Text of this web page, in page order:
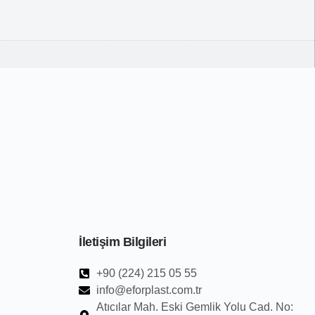
İletişim Bilgileri
+90 (224) 215 05 55
info@eforplast.com.tr
Atıcılar Mah. Eski Gemlik Yolu Cad. No: